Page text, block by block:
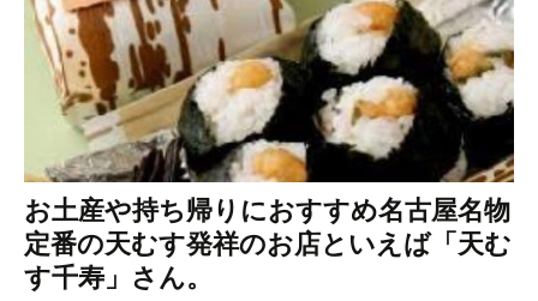
お土産や持ち帰りにおすすめ名古屋名物
定番の天むす発祥のお店といえば「天む
す千寿」さん。